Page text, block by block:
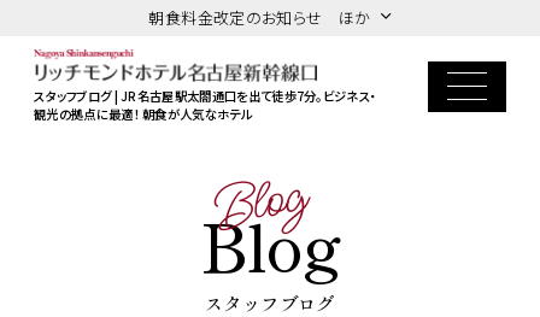
朝食料金改定のお知らせ ほか
スタッフブログ | JR名古屋駅太閤通口を出て徒歩7分。ビジネス・
観光の拠点に最適！ 朝食が人気なホテル
Blog
Blog
スタッフブログ